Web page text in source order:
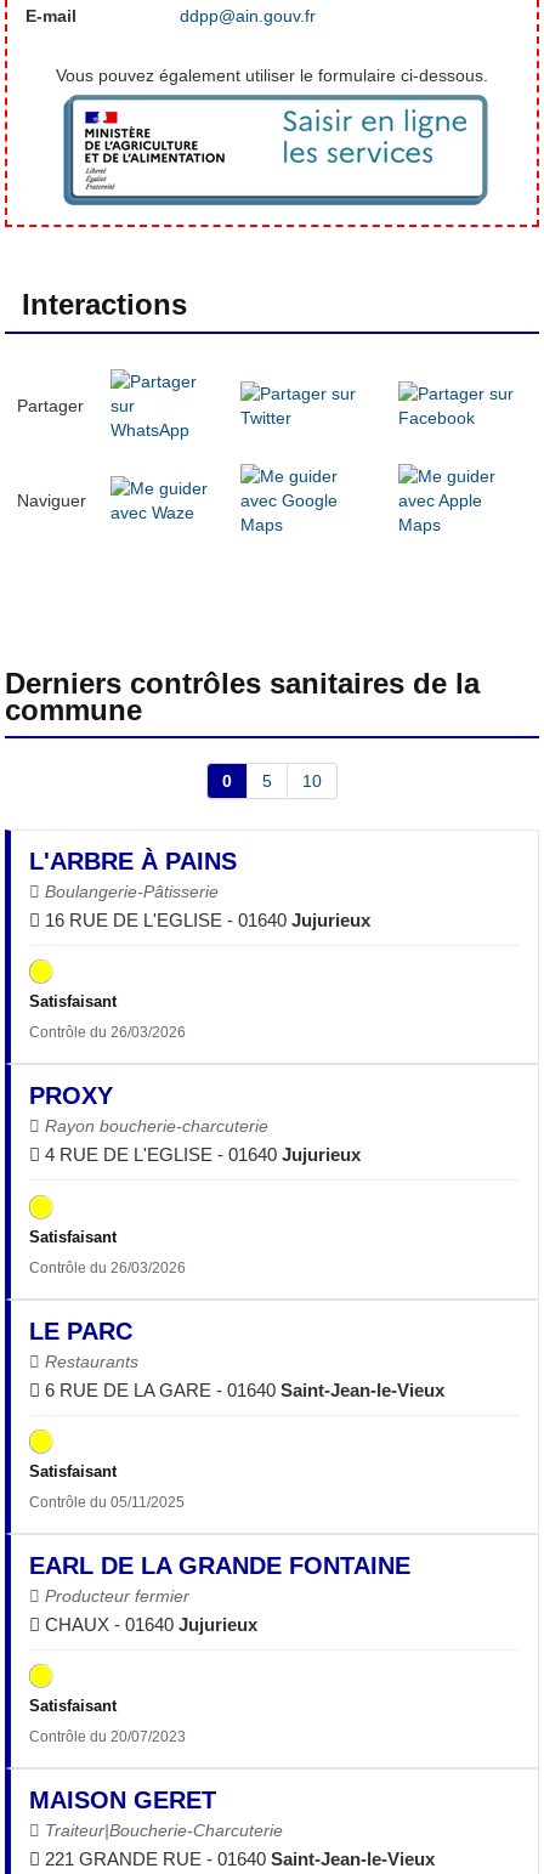
E-mail ddpp@ain.gouv.fr
Vous pouvez également utiliser le formulaire ci-dessous.
Interactions
Partager
Naviguer
Derniers contrôles sanitaires de la
commune
0 5 10
L'ARBRE À PAINS
Boulangerie-Pâtisserie
16 RUE DE L'EGLISE - 01640Jujurieux
Satisfaisant
Contrôle du 26/03/2026
PROXY
Rayon boucherie-charcuterie
4 RUE DE L'EGLISE - 01640Jujurieux
Satisfaisant
Contrôle du 26/03/2026
LE PARC
Restaurants
6 RUE DE LA GARE - 01640Saint-Jean-le-Vieux
Satisfaisant
Contrôle du 05/11/2025
EARL DE LA GRANDE FONTAINE
Producteur fermier
CHAUX - 01640Jujurieux
Satisfaisant
Contrôle du 20/07/2023
MAISON GERET
Traiteur|Boucherie-Charcuterie
221 GRANDE RUE - 01640Saint-Jean-le-Vieux